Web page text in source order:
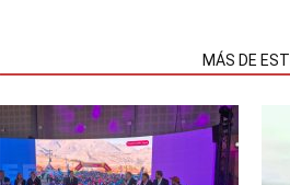
MÁS DE